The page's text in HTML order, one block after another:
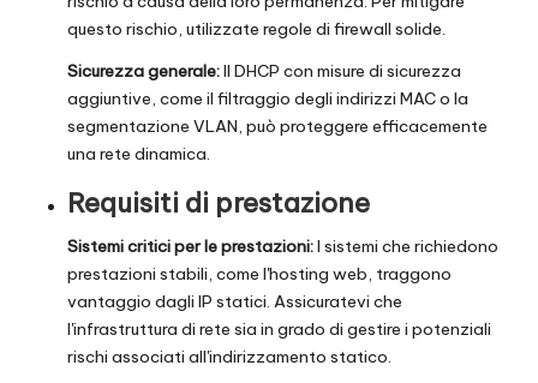
questo rischio, utilizzate regole di firewall solide.
Sicurezza generale:Il DHCP con misure di sicurezza
aggiuntive, come il filtraggio degli indirizzi MAC o la
segmentazione VLAN, può proteggere efficacemente
una rete dinamica.
Requisiti di prestazione
Sistemi critici per le prestazioni:I sistemi che richiedono
prestazioni stabili, come l'hosting web, traggono
vantaggio dagli IP statici. Assicuratevi che
l'infrastruttura di rete sia in grado di gestire i potenziali
rischi associati all'indirizzamento statico.